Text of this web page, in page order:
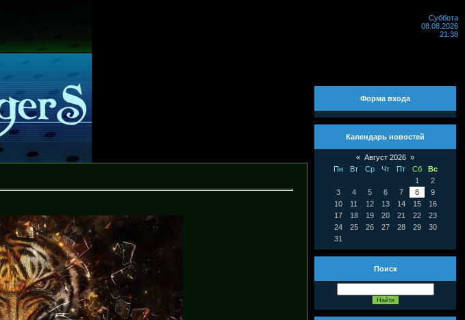
Суббота
08.08.2026
21:38
Форма входа
Календарь новостей
« Август 2026 »
Пн
Вт Ср Чт Пт Сб
Вс
1
2
3
4 5 6 7 8
9
10
11 12 13 14 15
16
17
18 19 20 21 22
23
24
25 26 27 28 29
30
31
Поиск